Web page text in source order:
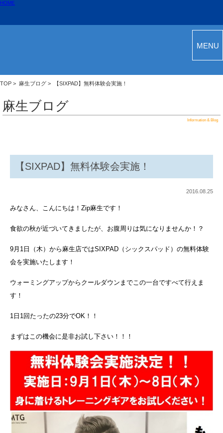
MENU
HOME
TOP > 麻生ブログ > 【SIXPAD】無料体験会実施！
麻生ブログ
Information & Blog
【SIXPAD】無料体験会実施！
2016.08.25
みなさん、こんにちは！Zip麻生です！
食欲の秋が近づいてきましたが、お腹周りは気になりませんか！？
9月1日（木）から麻生店ではSIXPAD（シックスパッド）の無料体験
会を実施いたします！
ウォーミングアップからクールダウンまでこの一台ですべて行えま
す！
1日1回たったの23分でOK！！
まずはこの機会に是非お試し下さい！！！